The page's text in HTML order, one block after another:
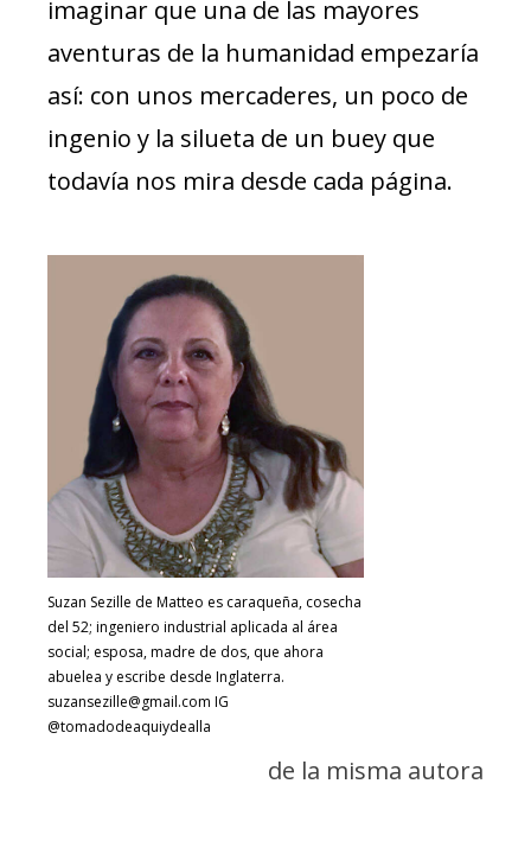
imaginar que una de las mayores
aventuras de la humanidad empezaría
así: con unos mercaderes, un poco de
ingenio y la silueta de un buey que
todavía nos mira desde cada página.
Suzan Sezille de Matteo es caraqueña, cosecha
del 52; ingeniero industrial aplicada al área
social; esposa, madre de dos, que ahora
abuelea y escribe desde Inglaterra.
suzansezille@gmail.com IG
@tomadodeaquiydealla
de la misma autora